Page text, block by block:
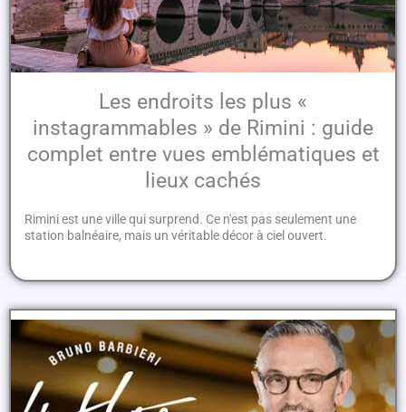
Les endroits les plus «
instagrammables » de Rimini : guide
complet entre vues emblématiques et
lieux cachés
Rimini est une ville qui surprend. Ce n'est pas seulement une
station balnéaire, mais un véritable décor à ciel ouvert.